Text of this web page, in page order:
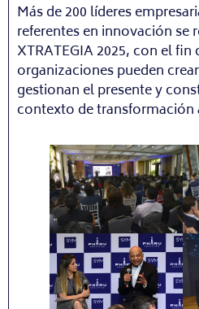
Más de 200 líderes
referentes en innovación se
XTRATEGIA 2025, con el
organizaciones pueden
gestionan el presente y
contexto de transformación